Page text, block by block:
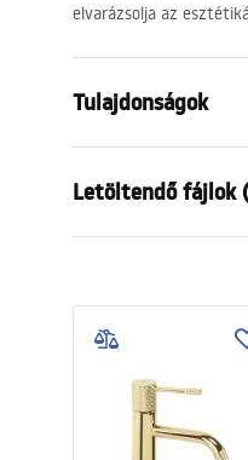
elvarázsolja az
Tulajdonságok
Felszerelés
Szín
Magasság
Bevonási technológia
Letöltendő fájlok
Biztonsági